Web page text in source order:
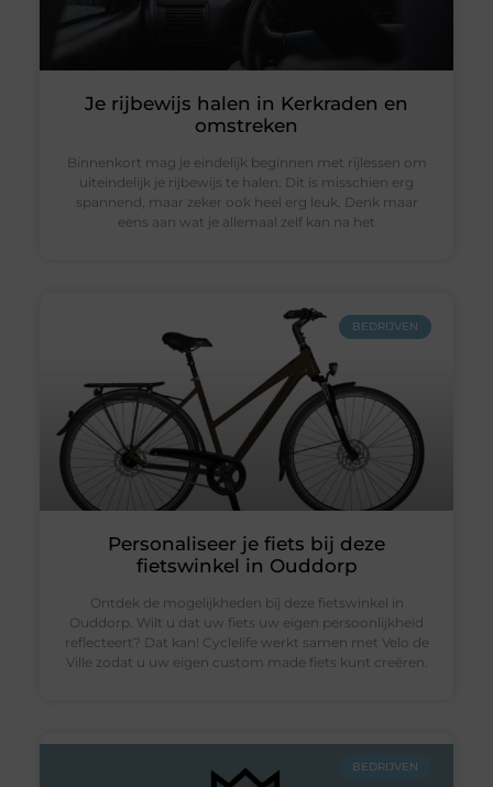
Je rijbewijs halen in Kerkraden en
omstreken
Binnenkort mag je eindelijk beginnen met rijlessen om
uiteindelijk je rijbewijs te halen. Dit is misschien erg
spannend, maar zeker ook heel erg leuk. Denk maar
eens aan wat je allemaal zelf kan na het
BEDRIJVEN
Personaliseer je fiets bij deze
fietswinkel in Ouddorp
Ontdek de mogelijkheden bij deze fietswinkel in
Ouddorp. Wilt u dat uw fiets uw eigen persoonlijkheid
reflecteert? Dat kan! Cyclelife werkt samen met Velo de
Ville zodat u uw eigen custom made fiets kunt creëren.
BEDRIJVEN